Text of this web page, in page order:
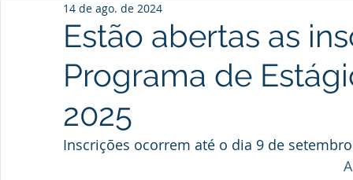
Estão abertas as
Programa de
2025
14 de ago. de 2024
Inscrições ocorrem até o dia 9 de setembro